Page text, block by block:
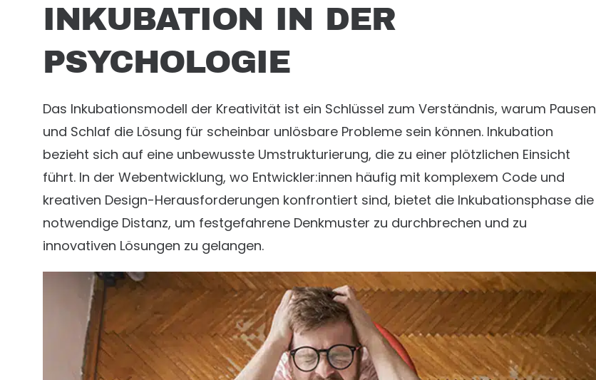
INKUBATION IN DER
PSYCHOLOGIE
Das Inkubationsmodell der Kreativität ist ein Schlüssel zum Verständnis, warum Pausen
und Schlaf die Lösung für scheinbar unlösbare Probleme sein können. Inkubation
bezieht sich auf eine unbewusste Umstrukturierung, die zu einer plötzlichen Einsicht
führt. In der Webentwicklung, wo Entwickler:innen häufig mit komplexem Code und
kreativen Design-Herausforderungen konfrontiert sind, bietet die Inkubationsphase die
notwendige Distanz, um festgefahrene Denkmuster zu durchbrechen und zu
innovativen Lösungen zu gelangen.